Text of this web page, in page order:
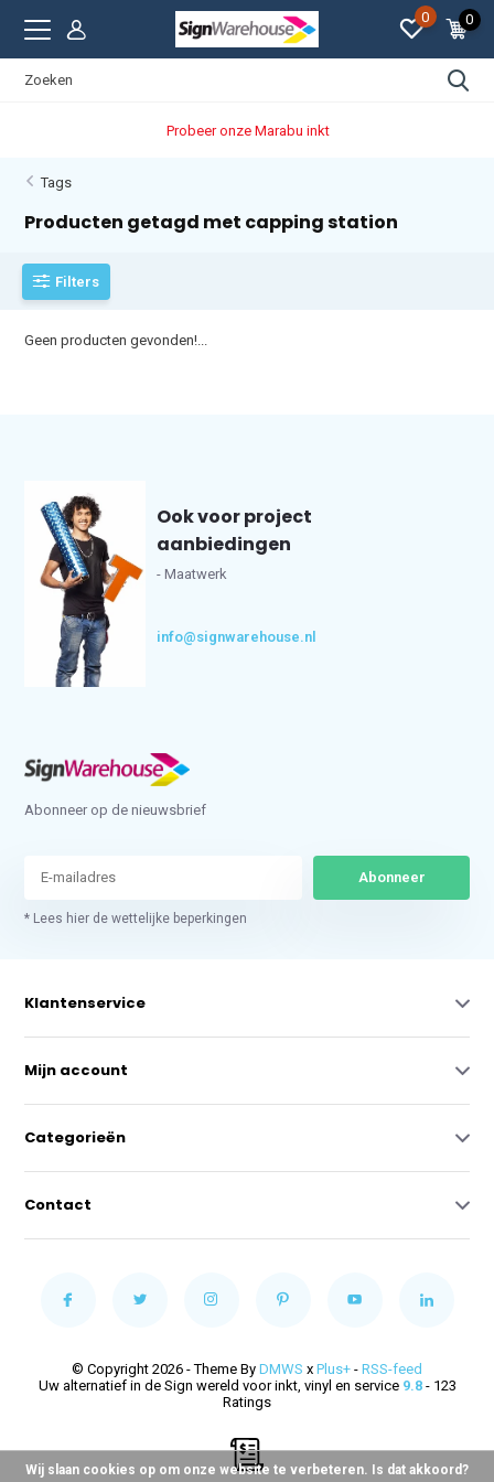
0 0
Probeer onze Marabu inkt
Tags
Producten getagd met capping station
Filters
Geen producten gevonden!...
Ook voor project
aanbiedingen
- Maatwerk
info@signwarehouse.nl
Abonneer op de nieuwsbrief
Abonneer
* Lees hier de wettelijke beperkingen
Klantenservice
Mijn account
Categorieën
Contact
© Copyright 2026 - Theme By DMWS x Plus+ - RSS-feed
Uw alternatief in de Sign wereld voor inkt, vinyl en service 9.8- 123
Ratings
Wij slaan cookies op om onze website te verbeteren. Is dat akkoord?